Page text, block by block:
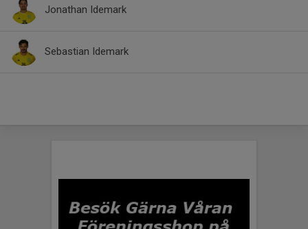
Jonathan Idemark
Sebastian Idemark